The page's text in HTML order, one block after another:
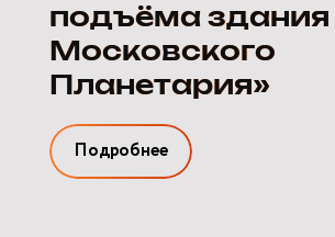
подъёма здания
Московского
Планетария»
Подробнее